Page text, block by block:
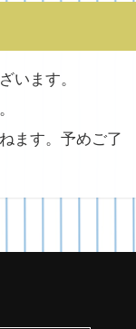
います。
ます。予めご了